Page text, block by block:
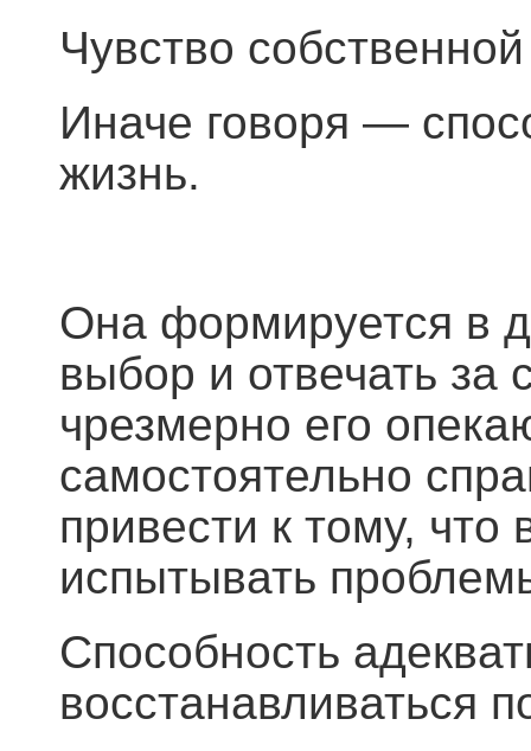
Чувство
Иначе говоря —
жизнь.
Она формируется в
выбор и отвечать за
чрезмерно его
самостоятельно
привести к тому, что
испытывать
Способность
восстанавливаться